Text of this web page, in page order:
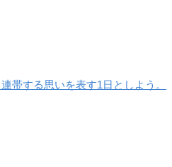
帯する思いを表す1日としよう。